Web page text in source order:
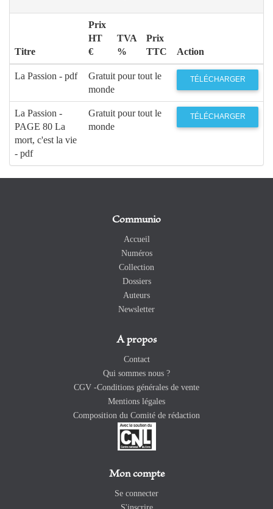
Titre
Prix
HT
€
TVA
%
Prix
TTC
Action
La Passion - pdf
Gratuit pour tout le
monde
TÉLÉCHARGER
La Passion -
PAGE 80 La
mort, c'est la vie
- pdf
Gratuit pour tout le
monde
TÉLÉCHARGER
Communio
Accueil
Numéros
Collection
Dossiers
Auteurs
Newsletter
A propos
Contact
Qui sommes nous ?
CGV -Conditions générales de vente
Mentions légales
Composition du Comité de rédaction
Mon compte
Se connecter